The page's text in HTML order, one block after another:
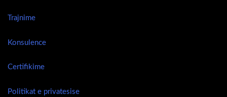
Trajnime
Konsulence
Certifikime
Politikat e privatesise